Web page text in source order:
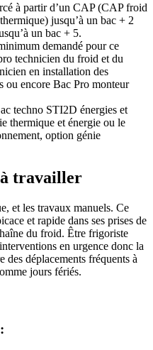
à partir d’un CAP (CAP froid
jusqu’à un bac + 2
un bac + 5.
demandé pour ce
technicien du froid et du
en installation des
ou encore Bac Pro monteur
techno STI2D énergies et
thermique et énergie ou le
option génie
à travailler
et les travaux manuels. Ce
et rapide dans ses prises de
du froid. Être frigoriste
en urgence donc la
des déplacements fréquents à
jours fériés.